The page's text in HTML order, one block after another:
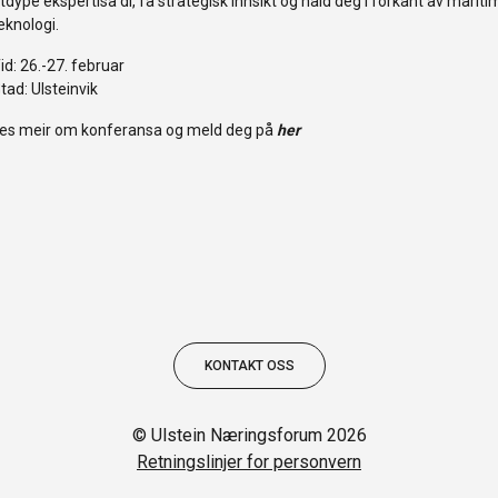
26.-27. februar
Ulsteinvik
meir om konferansa og meld deg på her
KONTAKT OSS
© Ulstein Næringsforum 2026
Retningslinjer for personvern